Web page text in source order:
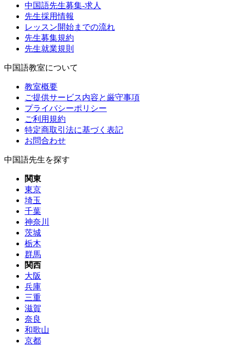
中国語先生募集-求人
先生採用情報
レッスン開始までの流れ
先生募集規約
先生就業規則
中国語教室について
教室概要
ご提供サービス内容と厳守事項
プライバシーポリシー
ご利用規約
特定商取引法に基づく表記
お問合わせ
中国語先生を探す
関東
東京
埼玉
千葉
神奈川
茨城
栃木
群馬
関西
大阪
兵庫
三重
滋賀
奈良
和歌山
京都